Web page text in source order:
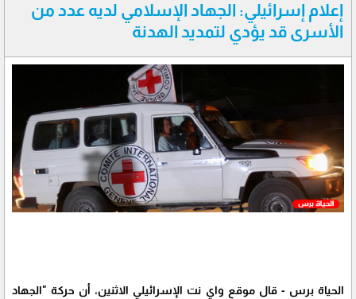
إعلام إسرائيلي: الجهاد الإسلامي لديه عدد من
الأسرى قد يؤدي لتمديد الهدنة
الحياة برس - قال موقع واي نت الإسرائيلي الاثنين، أن حركة "الجهاد